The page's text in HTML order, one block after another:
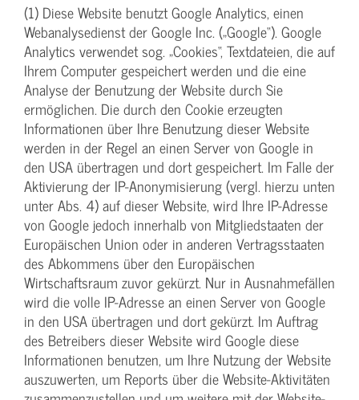
(1) Diese Website benutzt Google Analytics, einen
Webanalysedienst der Google Inc. („Google“). Google
Analytics verwendet sog. „Cookies“, Textdateien, die auf
Ihrem Computer gespeichert werden und die eine
Analyse der Benutzung der Website durch Sie
ermöglichen. Die durch den Cookie erzeugten
Informationen über Ihre Benutzung dieser Website
werden in der Regel an einen Server von Google in
den USA übertragen und dort gespeichert. Im Falle der
Aktivierung der IP-Anonymisierung (vergl. hierzu unten
unter Abs. 4) auf dieser Website, wird Ihre IP-Adresse
von Google jedoch innerhalb von Mitgliedstaaten der
Europäischen Union oder in anderen Vertragsstaaten
des Abkommens über den Europäischen
Wirtschaftsraum zuvor gekürzt. Nur in Ausnahmefällen
wird die volle IP-Adresse an einen Server von Google
in den USA übertragen und dort gekürzt. Im Auftrag
des Betreibers dieser Website wird Google diese
Informationen benutzen, um Ihre Nutzung der Website
auszuwerten, um Reports über die Website-Aktivitäten